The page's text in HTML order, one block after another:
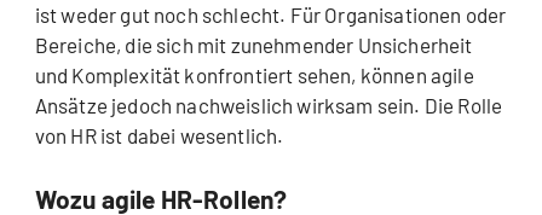
ist weder gut noch schlecht. Für Organisationen oder
Bereiche, die sich mit zunehmender Unsicherheit
und Komplexität konfrontiert sehen, können agile
Ansätze jedoch nachweislich wirksam sein. Die Rolle
von HR ist dabei wesentlich.
Wozu agile HR-Rollen?